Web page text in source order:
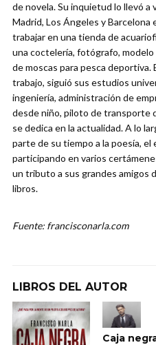
de novela. Su inquietud lo llevó a
Madrid, Los Ángeles y
trabajar en una tienda de
una coctelería, fotógrafo,
de moscas para pesca
trabajo, siguió sus estudios
ingeniería, administración de
desde niño, piloto de transporte
se dedica en la actualidad. A lo
parte de su tiempo a la poesía,
participando en varios
un tributo a sus grandes amigos
libros.
Fuente: francisconarla.com
LIBROS DEL AUTOR
Caja